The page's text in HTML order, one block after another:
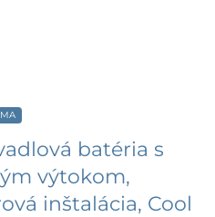
batéria s
výtokom,
inštalácia, Cool